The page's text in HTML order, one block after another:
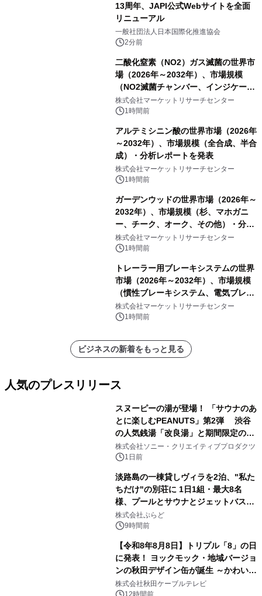
13周年、JAPI公式Webサイトを全面
リニューアル
一般社団法人日本国際化推進協会
2分前
二酸化窒素（NO2）ガス滅菌の世界市
場（2026年～2032年）、市場規模
（NO2滅菌チャンバー、インジケータ
ーおよびモニタリングシステム、その
他）・分析レポートを発表
株式会社マーケットリサーチセンター
1時間前
アルテミシニン酸の世界市場（2026年
～2032年）、市場規模（全合成、半合
成）・分析レポートを発表
株式会社マーケットリサーチセンター
1時間前
ガーデンウッドの世界市場（2026年～
2032年）、市場規模（杉、マホガニ
ー、チーク、オーク、その他）・分析
レポートを発表
株式会社マーケットリサーチセンター
1時間前
トレーラー用ブレーキシステムの世界
市場（2026年～2032年）、市場規模
（慣性ブレーキシステム、電気ブレー
キシステム、その他）・分析レポート
を発表
株式会社マーケットリサーチセンター
1時間前
ビジネスの新着をもっと見る
人気のプレスリリース
スヌーピーの湯が登場！ 「サウナのあ
とに楽しむPEANUTS」第2弾 渋谷
の人気銭湯「改良湯」と期間限定のコ
ラボレーション サウナイキタイコラ
ボグッズも発売決定！
株式会社ソニー・クリエイティブプロダクツ
1日前
淡路島の一棟貸しヴィラを2泊、"私た
ちだけ"の別荘に 1日1組・最大8名
様、プールとサウナとジェットバス付
きで Villa Mon Temps AWAJIの連泊
素泊りプラン
株式会社ぷらど
9時間前
【令和8年8月8日】トリプル「8」の日
に発表！ ヨックモック・地域バージョ
ンの秋田デザイン缶が誕生 ～かわいい
秋田犬の子犬と秋田の四季と名所を巡
株式会社秋田ケーブルテレビ
12時間前